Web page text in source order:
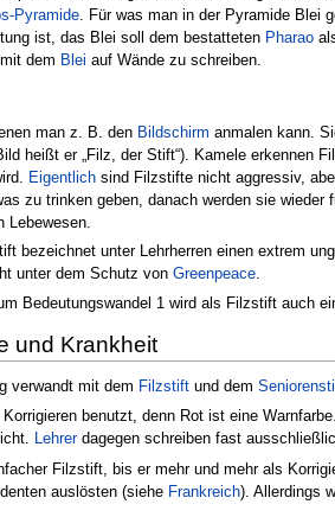
Pyramide. Für was man in der Pyramide Blei
ist, das Blei soll dem bestatteten Pharao
dem Blei auf Wände zu schreiben.
man z. B. den Bildschirm anmalen kann.
heißt er „Filz, der Stift“). Kamele erkennen
Eigentlich sind Filzstifte nicht aggressiv,
zu trinken geben, danach werden sie
Lebewesen.
bezeichnet unter Lehrherren einen extrem
unter dem Schutz von Greenpeace
Bedeutungswandel 1 wird als Filzstift auch
und Krankheit
verwandt mit dem Filzstift und dem
benutzt, denn Rot ist eine
Lehrerdagegen schreiben fast
Filzstift, bis er mehr und mehr als
auslösten (siehe Frankreich). Allerdings